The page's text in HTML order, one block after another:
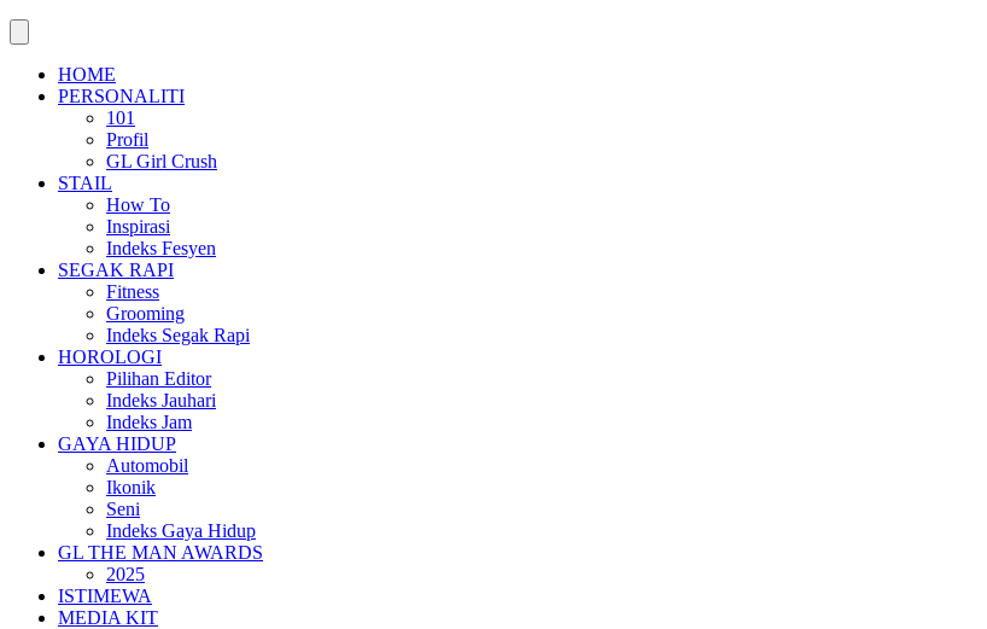
HOME
PERSONALITI
101
Profil
GL Girl Crush
STAIL
How To
Inspirasi
Indeks Fesyen
SEGAK RAPI
Fitness
Grooming
Indeks Segak Rapi
HOROLOGI
Pilihan Editor
Indeks Jauhari
Indeks Jam
GAYA HIDUP
Automobil
Ikonik
Seni
Indeks Gaya Hidup
GL THE MAN AWARDS
2025
ISTIMEWA
MEDIA KIT